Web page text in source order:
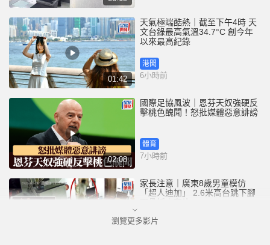
01:42
天氣極端酷熱｜截至下午4時 天
文台錄最高氣溫34.7°C 創今年
以來最高紀錄
港聞
6小時前
02:08
國際足協風波｜恩芬天奴強硬反
擊桃色醜聞！怒批媒體惡意誹謗
體育
7小時前
家長注意｜廣東8歲男童模仿
「超人迪加」 2.6米高台跳下腳
中國
瀏覽更多影片